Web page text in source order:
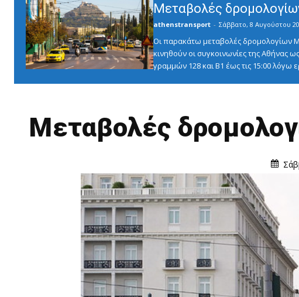
Μεταβολές
athenstransport - Σάββατο, 8 Αυγούστου
Οι παρακάτω μεταβολές δρομολογίων
κινηθούν οι συγκοινωνίες της
γραμμών 128 και Β1 έως τις 15:00 λόγω
Μεταβολές